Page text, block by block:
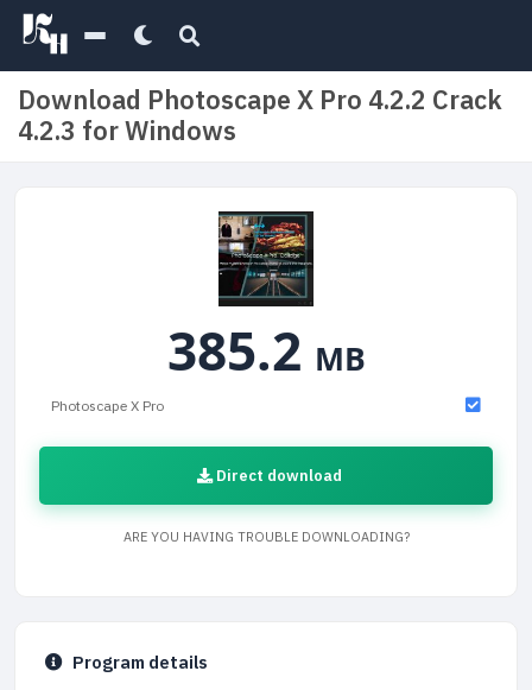
Download Photoscape X Pro 4.2.2 Crack
4.2.3 for Windows
385.2 MB
Photoscape X Pro
Direct download
ARE YOU HAVING TROUBLE DOWNLOADING?
Program details